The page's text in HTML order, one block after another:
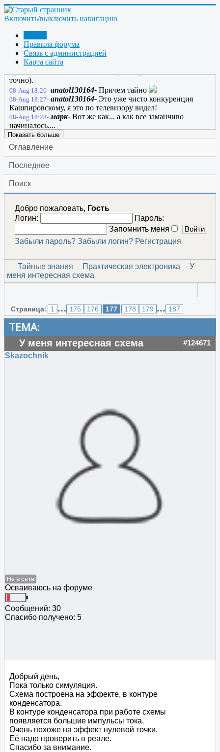
Включить/выключить навигацию
Правила форума
Связь с администрацией
Карта сайта
08-Aug 18:26- Bombar-
мешает, логика сегодня вам не понадобится слушайте
вам .... будьте к этому моменту готовы! сегодня мы выйдем
далеко за рамки привычного!! На счет два ..... у многих
появится .... ТОК! и у некоторых ещё и вольты!! Когда я
произнесу слово ... ТРИ! .... не пугайтесь ...... может
точно).
08-Aug 18:26- anatol130164- Причем тайно
08-Aug 18:27- anatol130164- Это уже чисто конкуренция
Кашпировскому, я это по телевизору видел!
08-Aug 18:28- марк- Вот же как... а как все заманчиво
начиналось....
Показать больше
Оглавление
Последнее
Поиск
Добро пожаловать, Гость
Логин:
Пароль:
Запомнить меня
Забыли пароль? Забыли логин? Регистрация
Тайные знания Практическая электроника
У
меня интересная схема
Страница: 1 ... 175 176 177 178 179 ... 187
ТЕМА:
У меня интересная схема #124671
Skazochnik
Не в сети
Осваиваюсь на форуме
Сообщений: 30
Спасибо получено: 5
Добрый день,
Пока только симуляция.
Схема построена на эффекте, в контуре
конденсатора.
В контуре конденсатора при работе схемы
появляется большие импульсы тока.
Очень похоже на эффект нулевой точки.
Её надо проверить в реале.
Спасибо за внимание.